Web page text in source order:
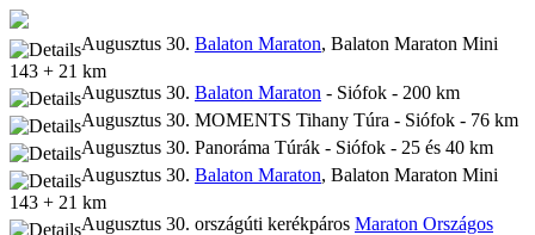
Augusztus 30. Balaton Maraton, Balaton Maraton Mini
143 + 21 km
Augusztus 30. Balaton Maraton - Siófok - 200 km
Augusztus 30. MOMENTS Tihany Túra - Siófok - 76 km
Augusztus 30. Panoráma Túrák - Siófok - 25 és 40 km
Augusztus 30. Balaton Maraton, Balaton Maraton Mini
143 + 21 km
Augusztus 30. országúti kerékpáros Maraton Országos